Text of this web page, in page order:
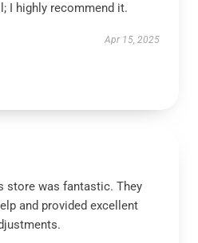
I highly recommend it.
Apr 15, 2025
store was fantastic. They
and provided excellent